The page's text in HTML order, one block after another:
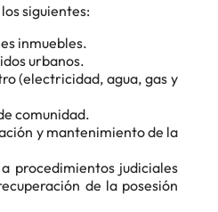
siguientes:
inmuebles.
urbanos.
(electricidad, agua, gas y
comunidad.
y mantenimiento de la
procedimientos judiciales
de la posesión